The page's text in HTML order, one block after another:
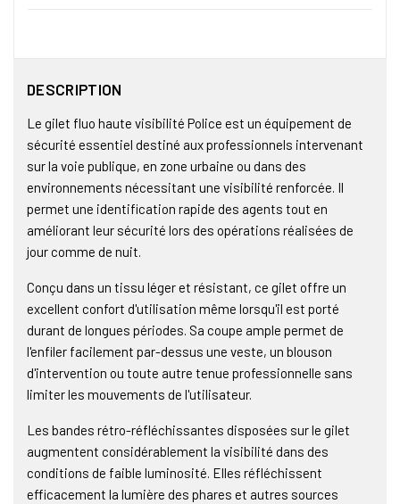
DESCRIPTION
Le gilet fluo haute visibilité Police est un équipement de
sécurité essentiel destiné aux professionnels intervenant
sur la voie publique, en zone urbaine ou dans des
environnements nécessitant une visibilité renforcée. Il
permet une identification rapide des agents tout en
améliorant leur sécurité lors des opérations réalisées de
jour comme de nuit.
Conçu dans un tissu léger et résistant, ce gilet offre un
excellent confort d'utilisation même lorsqu'il est porté
durant de longues périodes. Sa coupe ample permet de
l'enfiler facilement par-dessus une veste, un blouson
d'intervention ou toute autre tenue professionnelle sans
limiter les mouvements de l'utilisateur.
Les bandes rétro-réfléchissantes disposées sur le gilet
augmentent considérablement la visibilité dans des
conditions de faible luminosité. Elles réfléchissent
efficacement la lumière des phares et autres sources